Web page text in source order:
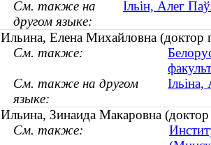
См. также на
другом языке:
Ільін, Алег
Ильина, Елена Михайловна (доктор
См. также:
См. также на другом
языке:
Ильина, Зинаида Макаровна
См. также: